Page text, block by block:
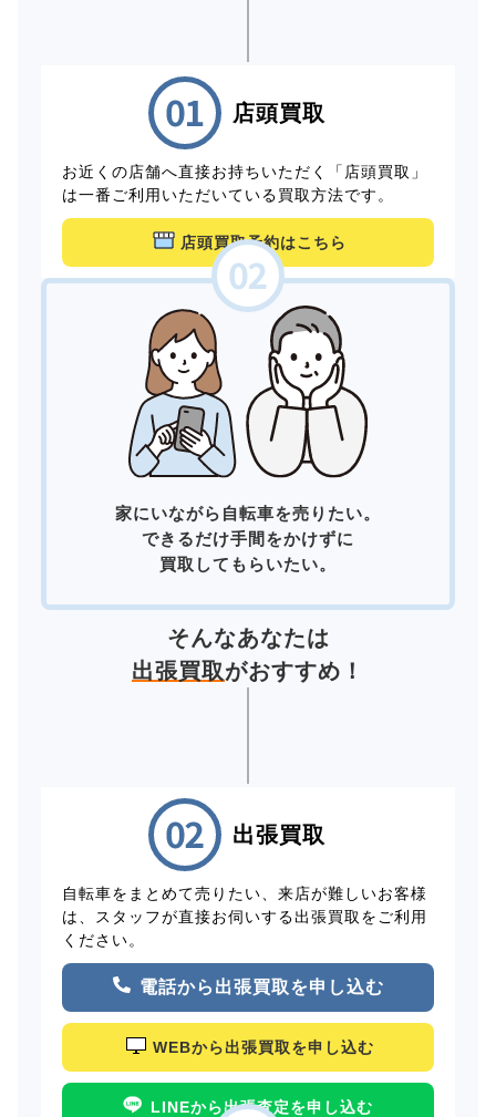
店頭買取
お近くの店舗へ直接お持ちいただく「店頭買取」
は一番ご利用いただいている買取方法です。
店頭買取予約はこちら
家にいながら自転車を売りたい。
できるだけ手間をかけずに
買取してもらいたい。
そんなあなたは
出張買取がおすすめ！
出張買取
自転車をまとめて売りたい、来店が難しいお客様
は、スタッフが直接お伺いする出張買取をご利用
ください。
電話から出張買取を申し込む
WEBから出張買取を申し込む
LINEから出張査定を申し込む